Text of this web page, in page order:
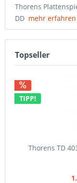
Thorens
DD mehr erfahren
Topseller
TIPP!
Thorens TD